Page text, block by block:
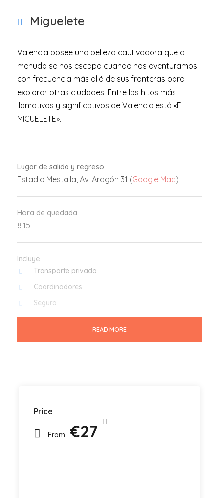
Price
From €27
Miguelete
Valencia posee una belleza cautivadora que a
menudo se nos escapa cuando nos aventuramos
con frecuencia más allá de sus fronteras para
explorar otras ciudades. Entre los hitos más
llamativos y significativos de Valencia está «EL
MIGUELETE».
Lugar de salida y regreso
Estadio Mestalla, Av. Aragón 31 (Google Map)
Hora de quedada
8:15
Incluye
Transporte privado
Coordinadores
Seguro
Comida y bebidas (Si no quieres comer en un
READ MORE